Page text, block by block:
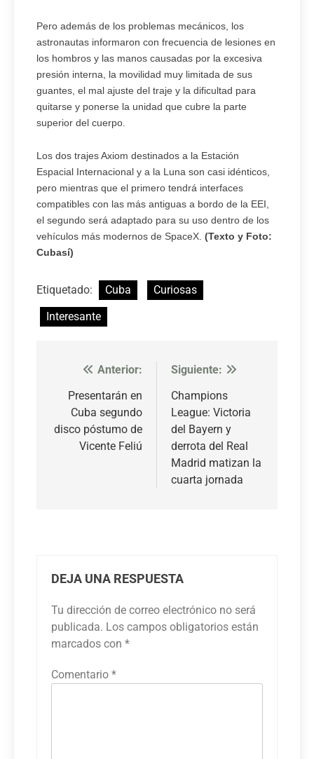
Pero además de los problemas mecánicos, los
astronautas informaron con frecuencia de lesiones en
los hombros y las manos causadas por la excesiva
presión interna, la movilidad muy limitada de sus
guantes, el mal ajuste del traje y la dificultad para
quitarse y ponerse la unidad que cubre la parte
superior del cuerpo.
Los dos trajes Axiom destinados a la Estación
Espacial Internacional y a la Luna son casi idénticos,
pero mientras que el primero tendrá interfaces
compatibles con las más antiguas a bordo de la EEI,
el segundo será adaptado para su uso dentro de los
vehículos más modernos de SpaceX. (Texto y Foto:
Cubasí)
Etiquetado: Cuba
Curiosas
Interesante
Navegación
entradas
Anterior:
Presentarán en
Cuba segundo
disco póstumo de
Vicente Feliú
Siguiente:
Champions
League: Victoria
del Bayern y
derrota del Real
Madrid matizan la
cuarta jornada
DEJA UNA RESPUESTA
Tu dirección de correo electrónico no será
publicada. Los campos obligatorios están
marcados con *
Comentario *